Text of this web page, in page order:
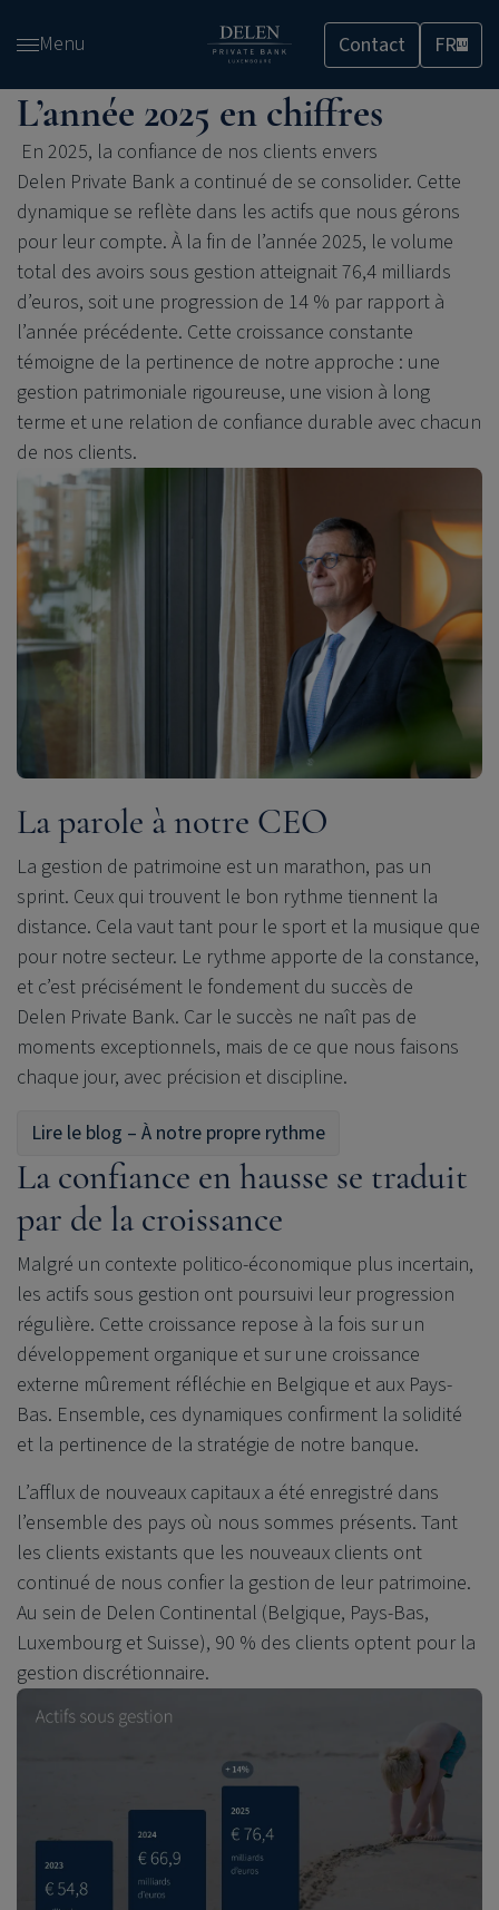
au
contenu
Menu Contact FRLU
L’année 2025 en chiffres
En 2025, la confiance de nos clients envers
Delen Private Bank a continué de se consolider. Cette
dynamique se reflète dans les actifs que nous gérons
pour leur compte. À la fin de l’année 2025, le volume
total des avoirs sous gestion atteignait 76,4 milliards
d’euros, soit une progression de 14 % par rapport à
l’année précédente. Cette croissance constante
témoigne de la pertinence de notre approche : une
gestion patrimoniale rigoureuse, une vision à long
terme et une relation de confiance durable avec chacun
de nos clients.
La parole à notre CEO
La gestion de patrimoine est un marathon, pas un
sprint. Ceux qui trouvent le bon rythme tiennent la
distance. Cela vaut tant pour le sport et la musique que
pour notre secteur. Le rythme apporte de la constance,
et c’est précisément le fondement du succès de
Delen Private Bank. Car le succès ne naît pas de
moments exceptionnels, mais de ce que nous faisons
chaque jour, avec précision et discipline.
Lire le blog – À notre propre rythme
La confiance en hausse se traduit
par de la croissance
Malgré un contexte politico-économique plus incertain,
les actifs sous gestion ont poursuivi leur progression
régulière. Cette croissance repose à la fois sur un
développement organique et sur une croissance
externe mûrement réfléchie en Belgique et aux Pays-
Bas. Ensemble, ces dynamiques confirment la solidité
et la pertinence de la stratégie de notre banque.
L’afflux de nouveaux capitaux a été enregistré dans
l’ensemble des pays où nous sommes présents. Tant
les clients existants que les nouveaux clients ont
continué de nous confier la gestion de leur patrimoine.
Au sein de Delen Continental (Belgique, Pays-Bas,
Luxembourg et Suisse), 90 % des clients optent pour la
gestion discrétionnaire.